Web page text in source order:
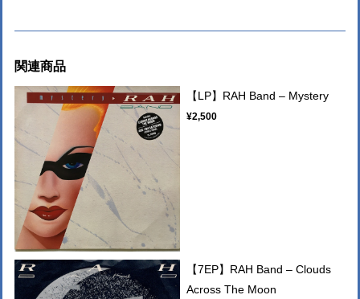
関連商品
【LP】RAH Band – Mystery
¥2,500
【7EP】RAH Band – Clouds
Across The Moon